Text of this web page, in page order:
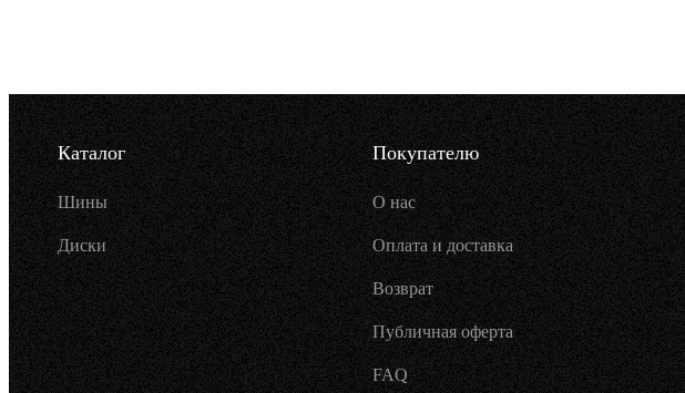
Каталог
Шины
Диски
Покупателю
О нас
Оплата и доставка
Возврат
Публичная оферта
FAQ